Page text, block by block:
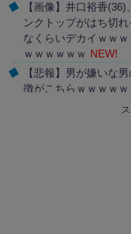
【画像】井口裕香(36)
ンクトップがはち切れ
なくらいデカイｗｗｗ
ｗｗｗｗｗｗ NEW!
【悲報】男が嫌いな
徴がこちらｗｗｗｗｗ